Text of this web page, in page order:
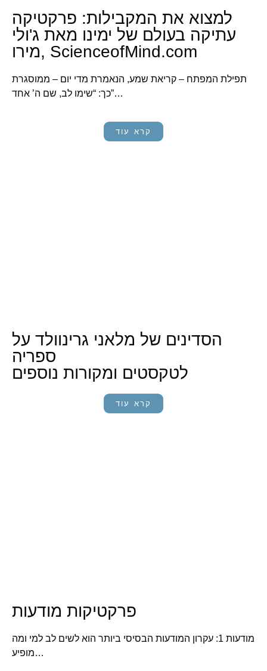
למצוא את המקבילות: פרקטיקה
עתיקה בעולם של ימינו מאת ג'ולי
מירו, ScienceofMind.com
תפילת המפתח – קריאת שמע, הנאמרת מדי יום – ממוסגרת
כך: “שימו לב, שם ה’ אחד”…
קרא עוד
הסדינים של מלאני גרינוולד על
ספריה
לטקסטים ומקורות נוספים
קרא עוד
פרקטיקות מודעות
מודעות 1: עקרון המודעות הבסיסי ביותר הוא לשים לב למי ומה
מופיע…